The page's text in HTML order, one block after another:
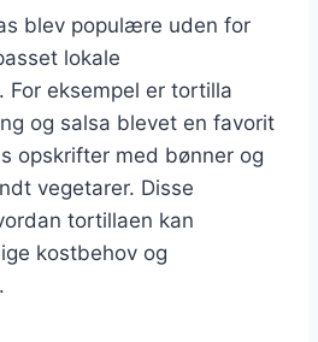
blev populære uden for
lokale
eksempel er tortilla
og salsa blevet en favorit
opskrifter med bønner og
vegetarer. Disse
tortillaen kan
kostbehov og